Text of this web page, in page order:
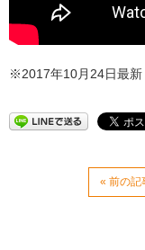
※2017年10月24日最新
« 前の記